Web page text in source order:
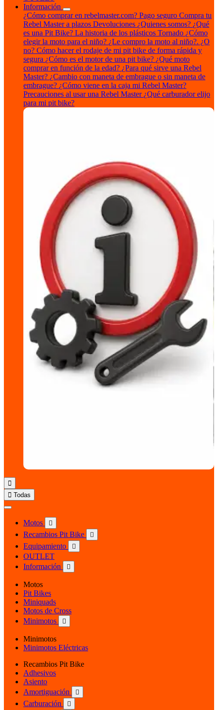
Información
¿Cómo comprar en rebelmaster.com? Pago seguro Compra tu
Rebel Master a plazos Devoluciones ¿Quienes somos? ¿Qué
es una Pit Bike? La historia de los plásticos Tornado ¿Cómo
elegir la moto para el niño? ¿Le compro la moto al niño?. ¿O
no? Cómo hacer el rodaje de mi pit bike de forma rápida y
segura ¿Cómo es el motor de una pit bike? ¿Qué moto
comprar en función de la edad? ¿Para qué sirve una Rebel
Master? ¿Cambio con maneta de embrague o sin maneta de
embrague? ¿Cómo viene en la caja mi Rebel Master?
Precauciones al usar una Rebel Master ¿Qué carburador elijo
para mi pit bike?

 Todas
Motos 
Recambios Pit Bike 
Equipamiento 
OUTLET
Información

Motos
Pit Bikes
Miniquads
Motos de Cross
Minimotos

Minimotos
Minimotos Eléctricas
Recambios Pit Bike
Adhesivos
Asiento
Amortiguación

Carburación 